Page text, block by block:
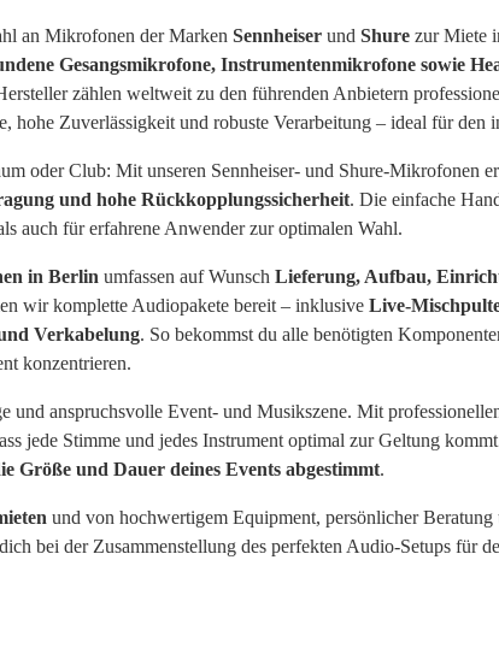
an Mikrofonen der MarkenSennheiser undShure zur Miete
Gesangsmikrofone, Instrumentenmikrofone sowie
zählen weltweit zu den führenden Anbietern
hohe Zuverlässigkeit und robuste Verarbeitung – ideal für den
oder Club: Mit unseren Sennheiser- und Shure-Mikrofonen
und hohe Rückkopplungssicherheit. Die einfache
auch für erfahrene Anwender zur optimalen Wahl.
in Berlin umfassen auf WunschLieferung, Aufbau,
wir komplette Audiopakete bereit – inklusiveLive-
Verkabelung. So bekommst du alle benötigten
konzentrieren.
und anspruchsvolle Event- und Musikszene. Mit
jede Stimme und jedes Instrument optimal zur Geltung
Größe und Dauer deines Events abgestimmt.
und von hochwertigem Equipment, persönlicher Beratung
bei der Zusammenstellung des perfekten Audio-Setups für